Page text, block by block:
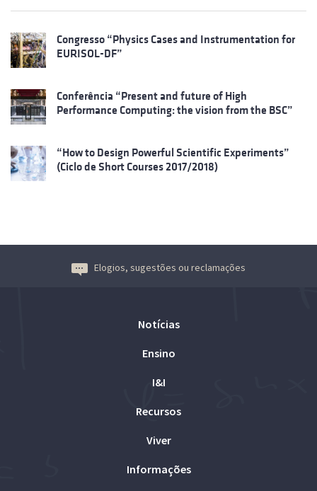
Congresso “Physics Cases and Instrumentation for
EURISOL-DF”
Conferência “Present and future of High
Performance Computing: the vision from the BSC”
“How to Design Powerful Scientific Experiments”
(Ciclo de Short Courses 2017/2018)
Elogios, sugestões ou reclamações
Notícias
Ensino
I&I
Recursos
Viver
Informações